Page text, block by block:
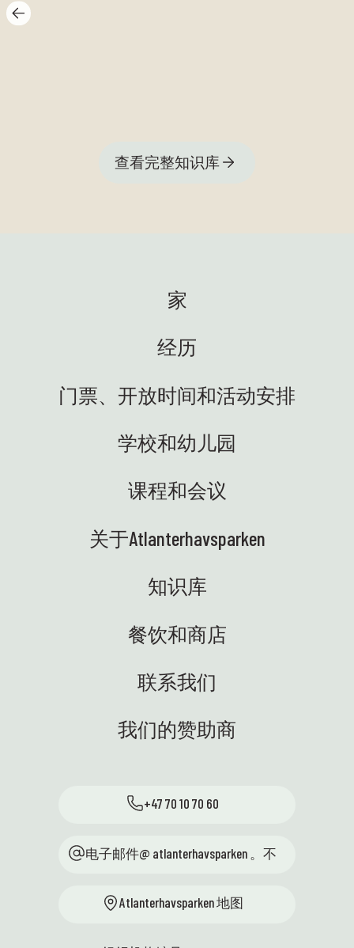
查看完整知识库
家
经历
门票、开放时间和活动安排
学校和幼儿园
课程和会议
关于Atlanterhavsparken
知识库
餐饮和商店
联系我们
我们的赞助商
+47 70 10 70 60
电子邮件@ atlanterhavsparken 。不
Atlanterhavsparken 地图